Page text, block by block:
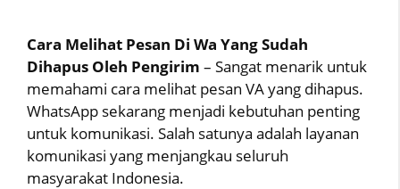
Cara Melihat Pesan Di Wa Yang Sudah
Dihapus Oleh Pengirim – Sangat menarik untuk
memahami cara melihat pesan VA yang dihapus.
WhatsApp sekarang menjadi kebutuhan penting
untuk komunikasi. Salah satunya adalah layanan
komunikasi yang menjangkau seluruh
masyarakat Indonesia.